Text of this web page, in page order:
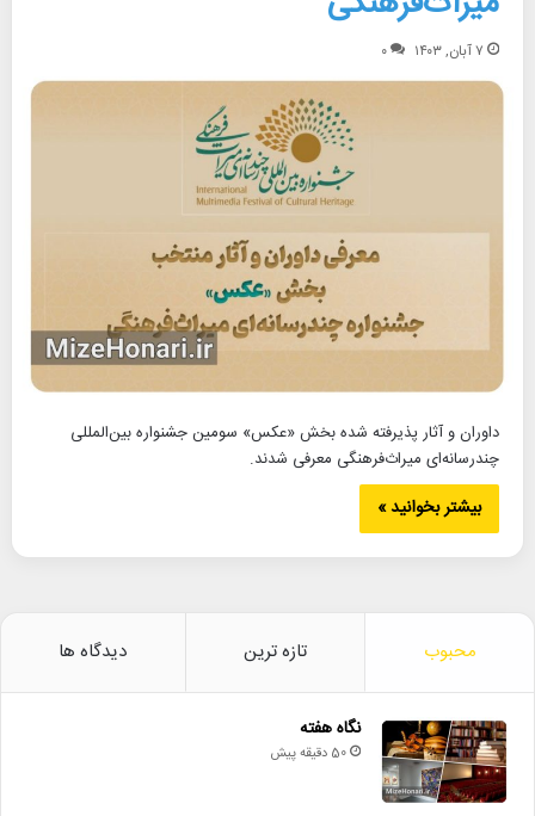
۷ آبان, ۱۴۰۳ ۰
داوران و آثار پذیرفته شده بخش «عکس» سومین جشنواره بین‌المللی
چندرسانه‌ای میراث‌فرهنگی معرفی شدند.
بیشتر بخوانید »
محبوب تازه ترین دیدگاه ها
نگاه هفته
50 دقیقه پیش